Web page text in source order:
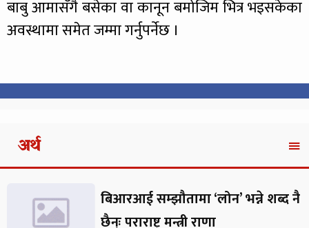
बाबु आमासँगै बसेका वा कानून बमोजिम भित्र भइसकेका
अवस्थामा समेत जम्मा गर्नुपर्नेछ ।
अर्थ
बिआरआई सम्झौतामा ‘लोन’ भन्ने शब्द नै
छैन्ः पराराष्ट्र मन्त्री राणा